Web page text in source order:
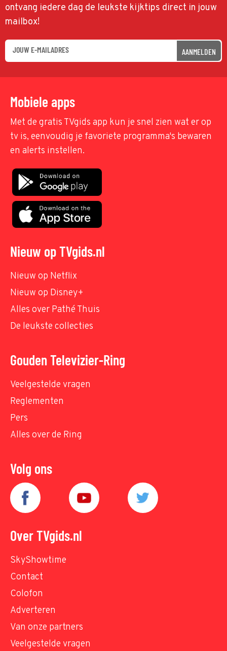
ontvang iedere dag de leukste kijktips direct in jouw
mailbox!
AANMELDEN
Mobiele apps
Met de gratis TVgids app kun je snel zien wat er op
tv is, eenvoudig je favoriete programma's bewaren
en alerts instellen.
Nieuw op TVgids.nl
Nieuw op Netflix
Nieuw op Disney+
Alles over Pathé Thuis
De leukste collecties
Gouden Televizier-Ring
Veelgestelde vragen
Reglementen
Pers
Alles over de Ring
Volg ons
Over TVgids.nl
SkyShowtime
Contact
Colofon
Adverteren
Van onze partners
Veelgestelde vragen